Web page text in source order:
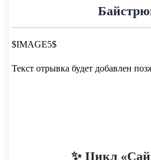
$IMAGE5$
Текст отрывка будет добавлен
✨ Цикл